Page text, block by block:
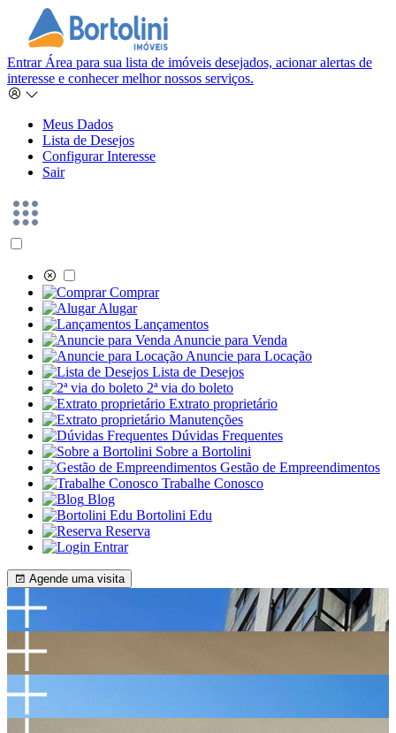
Entrar Área para sua lista de imóveis desejados, acionar alertas de
interesse e conhecer melhor nossos serviços.
Meus Dados
Lista de Desejos
Configurar Interesse
Sair
Comprar
Alugar
Lançamentos
Anuncie para Venda
Anuncie para Locação
Lista de Desejos
2ª via do boleto
Extrato proprietário
Manutenções
Dúvidas Frequentes
Sobre a Bortolini
Gestão de Empreendimentos
Trabalhe Conosco
Blog
Bortolini Edu
Reserva
Entrar
Agende uma visita